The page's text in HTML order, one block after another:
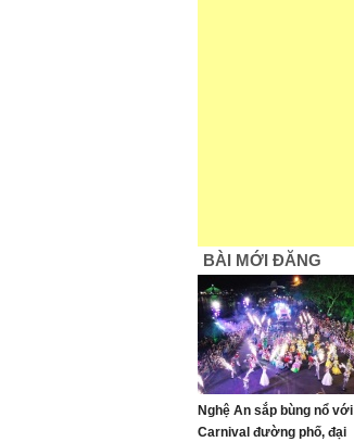
BÀI MỚI ĐĂNG
Nghệ An sắp bùng nổ với
Carnival đường phố, đại